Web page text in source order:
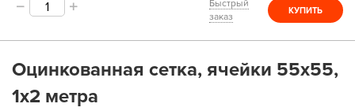
Быстрый
заказ
КУПИТЬ
Оцинкованная сетка, ячейки 55х55,
1х2 метра